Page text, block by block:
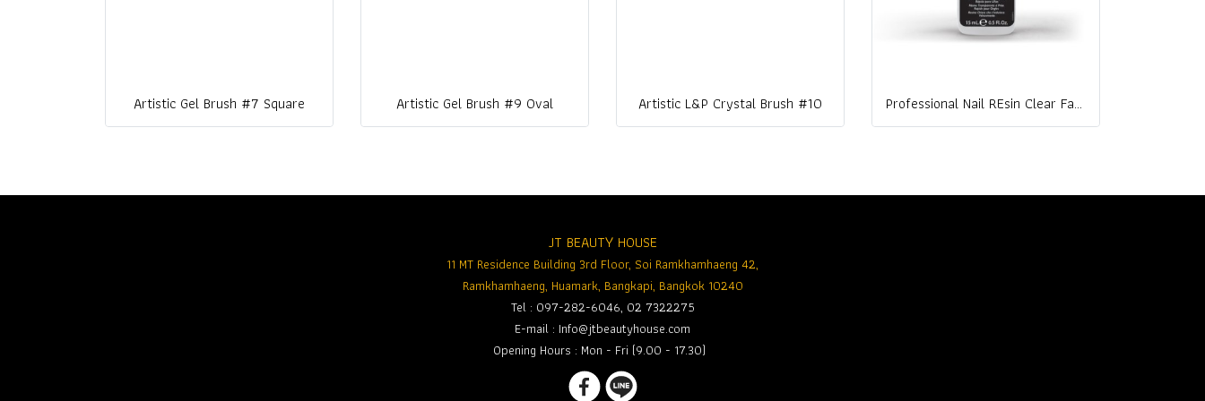
Artistic Gel Brush #7 Square Artistic Gel Brush #9 Oval Artistic L&P Crystal Brush #10 Professional Nail REsin Clear Fast Set Nail Resin
JT BEAUTY HOUSE
11 MT Residence Building 3rd Floor, Soi Ramkhamhaeng 42,
Ramkhamhaeng, Huamark, Bangkapi, Bangkok 10240
Tel : 097-282-6046, 02 7322275
E-mail : Info@jtbeautyhouse.com
Opening Hours : Mon - Fri (9.00 - 17.30)